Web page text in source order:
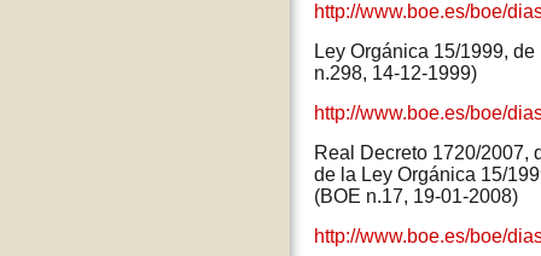
http://www.boe.es/boe/
Ley Orgánica 15/1999,
n.298, 14-12-1999)
http://www.boe.es/boe/
Real Decreto 1720/2007,
de la Ley Orgánica 15/
(BOE n.17, 19-01-2008)
http://www.boe.es/boe/